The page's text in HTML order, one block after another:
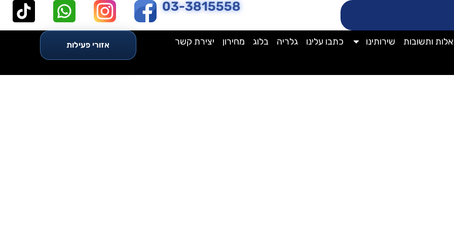
03-3815558
ותשובות שירותינו כתבו עלינו גלריה בלוג מחירון יצירת קשר אזורי פעילות